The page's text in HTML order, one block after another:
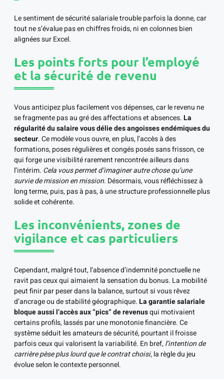
Le sentiment de sécurité salariale trouble parfois la donne, car
tout ne s’évalue pas en chiffres froids, ni en colonnes bien
alignées sur Excel.
Les points forts pour l’employé
et la sécurité de revenu
Vous anticipez plus facilement vos dépenses, car le revenu ne
se fragmente pas au gré des affectations et absences.La
régularité du salaire vous délie des angoisses endémiques du
secteur. Ce modèle vous ouvre, en plus, l’accès à des
formations, poses régulières et congés posés sans frisson, ce
qui forge une visibilité rarement rencontrée ailleurs dans
l’intérim. Cela vous permet d’imaginer autre chose qu’une
survie de mission en mission. Désormais, vous réfléchissez à
long terme, puis, pas à pas, à une structure professionnelle plus
solide et cohérente.
Les inconvénients, zones de
vigilance et cas particuliers
Cependant, malgré tout, l’absence d’indemnité ponctuelle ne
ravit pas ceux qui aimaient la sensation du bonus. La mobilité
peut finir par peser dans la balance, surtout si vous rêvez
d’ancrage ou de stabilité géographique.La garantie salariale
bloque aussi l’accès aux “pics” de revenusqui motivaient
certains profils, lassés par une monotonie financière. Ce
système séduit les amateurs de sécurité, pourtant il froisse
parfois ceux qui valorisent la variabilité. En bref,l’intention de
carrière pèse plus lourd que le contrat choisi, la règle du jeu
évolue selon le contexte personnel.